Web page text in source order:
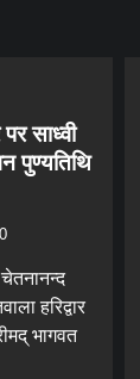
साध्वी
पुण्यतिथि
0
चेतनानन्द
हरिद्वार
भागवत